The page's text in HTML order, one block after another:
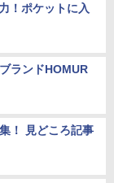
！ポケットに入
ランドHOMUR
！ 見どころ記事